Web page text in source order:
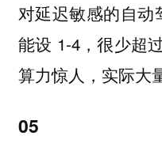
对延迟敏感的自动
能设 1-4，很少超
算力惊人，实际大
05